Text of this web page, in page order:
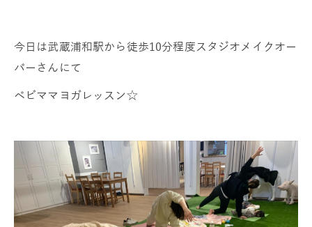
今日は武蔵浦和駅から徒歩10分程度スタジオメイクオー
バーさんにて
ベビママヨガレッスン☆